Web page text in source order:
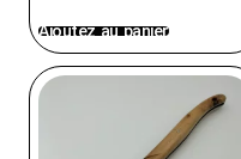
Ajoutez au panier